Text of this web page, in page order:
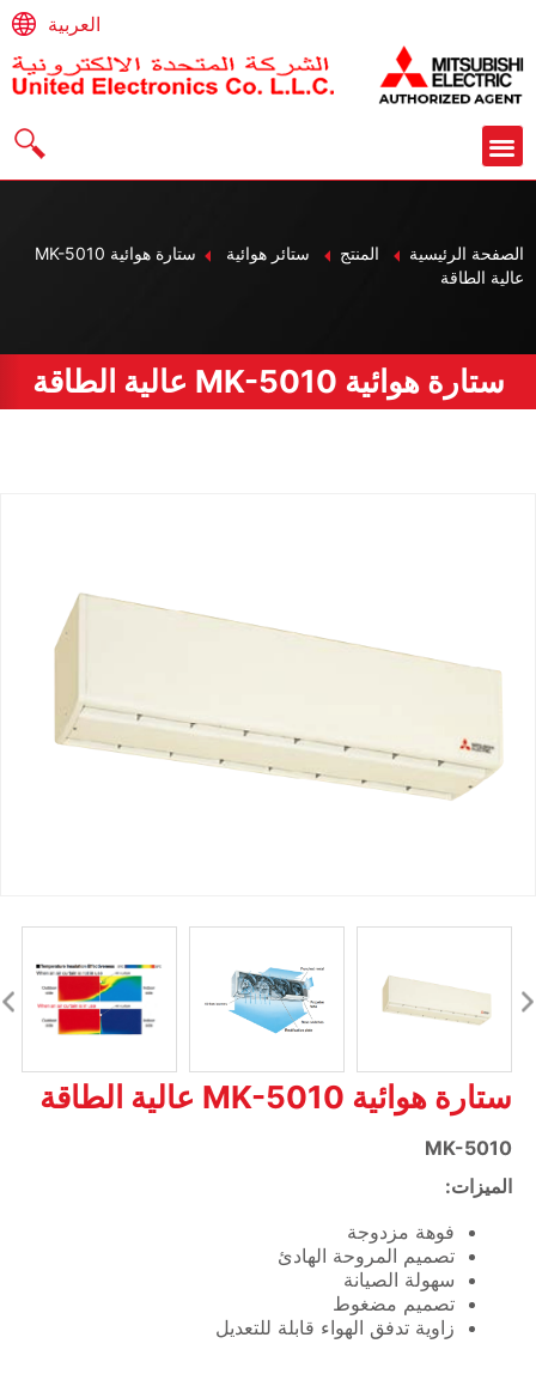
العربية
الصفحة الرئيسية المنتج ستائر هوائية
ستارة هوائية MK-5010
عالية الطاقة
ستارة هوائية MK-5010 عالية الطاقة
ستارة هوائية MK-5010 عالية الطاقة
MK-5010
الميزات:
فوهة مزدوجة
تصميم المروحة الهادئ
سهولة الصيانة
تصميم مضغوط
زاوية تدفق الهواء قابلة للتعديل